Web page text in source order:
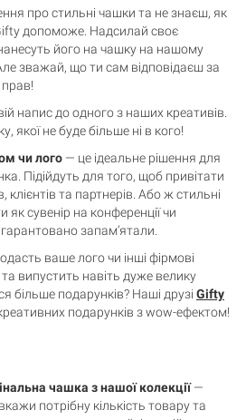
про стильні чашки та не знаєш, як
допоможе. Надсилай своє
його на чашку на нашому
зважай, що ти сам відповідаєш за
напис до одного з наших креативів.
якої не буде більше ні в кого!
чи лого — це ідеальне рішення для
Підійдуть для того, щоб привітати
клієнтів та партнерів. Або ж стильні
сувенір на конференції чи
запам’ятали.
ваше лого чи інші фірмові
випустить навіть дуже велику
більше подарунків? Наші друзі Gifty
подарунків з wow-ефектом!
чашка з нашої колекції—
потрібну кількість товару та